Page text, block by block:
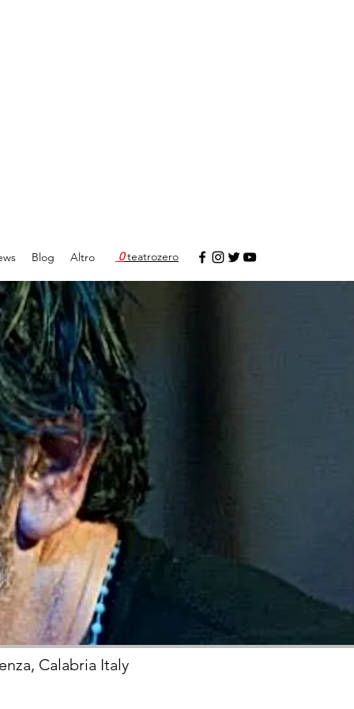
Blog Altro 0teatrozero
Calabria Italy